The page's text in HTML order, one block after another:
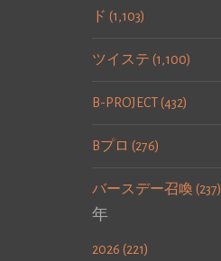
ド (1,103)
ツイステ (1,100)
B-PROJECT (432)
Bプロ (276)
バースデー召喚 (237)
年
2026 (221)